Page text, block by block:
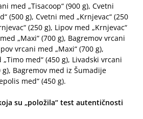
med „Tisacoop“ (900 g), Cvetni
(500 g), Cvetni med „Krnjevac“ (250
(250 g), Lipov med „Krnjevac“
„Maxi“ (700 g), Bagremov vrcani
vrcani med „Maxi“ (700 g),
med“ (450 g), Livadski vrcani
g), Bagremov med iz Šumadije
med“ (450 g).
su „položila“ test autentičnosti